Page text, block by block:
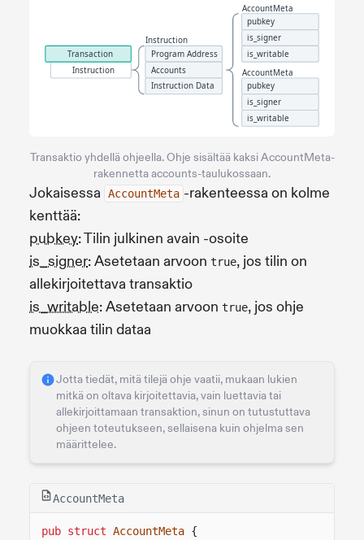
Transaktio yhdellä ohjeella. Ohje sisältää kaksi AccountMeta-
rakennetta accounts-taulukossaan.
Jokaisessa AccountMeta -rakenteessa on kolme
kenttää:
pubkey: Tilin julkinen avain -osoite
is_signer: Asetetaan arvoon true, jos tilin on
allekirjoitettava transaktio
is_writable: Asetetaan arvoon true, jos ohje
muokkaa tilin dataa
Jotta tiedät, mitä tilejä ohje vaatii, mukaan lukien
mitkä on oltava kirjoitettavia, vain luettavia tai
allekirjoittamaan transaktion, sinun on tutustuttava
ohjeen toteutukseen, sellaisena kuin ohjelma sen
määrittelee.
AccountMeta
pub struct AccountMeta {